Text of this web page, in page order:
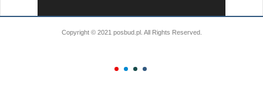
Copyright © 2021 posbud.pl. All Rights Reserved.